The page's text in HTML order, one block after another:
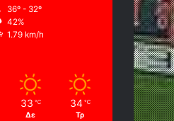
36º - 32º
42%
1.79 km/h
33 ℃
Δε
34 ℃
Τρ